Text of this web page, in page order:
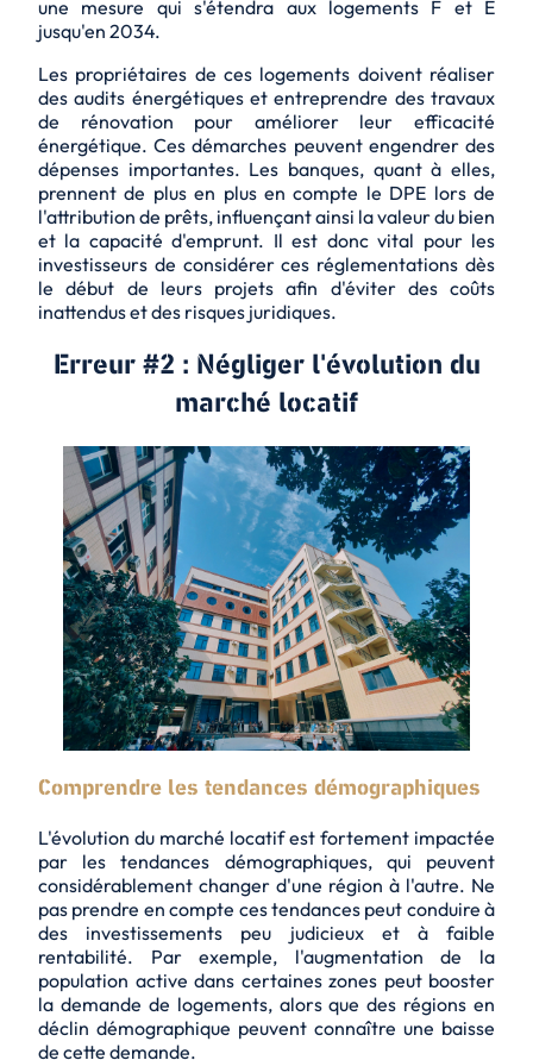
une mesure qui s'étendra aux logements F et E
jusqu'en 2034.
Les propriétaires de ces logements doivent réaliser
des audits énergétiques et entreprendre des travaux
de rénovation pour améliorer leur efficacité
énergétique. Ces démarches peuvent engendrer des
dépenses importantes. Les banques, quant à elles,
prennent de plus en plus en compte le DPE lors de
l'attribution de prêts, influençant ainsi la valeur du bien
et la capacité d'emprunt. Il est donc vital pour les
investisseurs de considérer ces réglementations dès
le début de leurs projets afin d'éviter des coûts
inattendus et des risques juridiques.
Erreur #2 : Négliger l'évolution du
marché locatif
Comprendre les tendances démographiques
L'évolution du marché locatif est fortement impactée
par les tendances démographiques, qui peuvent
considérablement changer d'une région à l'autre. Ne
pas prendre en compte ces tendances peut conduire à
des investissements peu judicieux et à faible
rentabilité. Par exemple, l'augmentation de la
population active dans certaines zones peut booster
la demande de logements, alors que des régions en
déclin démographique peuvent connaître une baisse
de cette demande.